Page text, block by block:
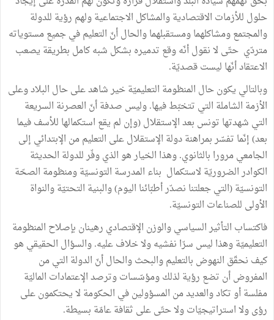
حلول للأزمات الاقتصادية والمشاكل الاجتماعية ولهم رؤية للدولة
والمجتمع ومشاكلهما ومستقبلهما والحال أنّ التعليم في جميع مستوياته
متردّي حتّى لا نقول أنّه وقع تدميره بشكل شبه كامل بطريقة يصعب
الاعتقاد أنّها ليست قصديّة.
وبالتالي يكون حال المنظومة التعليميّة خير شاهد على حال البلاد وعلى
الأزمة الشاملة التي تتخبّط فيها. وليس صدفة أنّ العصرنة السريعة
التي شهدتها تونس بعد الإستقلال (وإن لم يقع استكمالها للأسف فيما
بعد) إنّما تفسّر بمراهنة دولة الإستقلال على التعليم من الإبتدائي إلى
الجامعي مرورا بالثانوي. وهذا الخيار هو الذي وفّر للدولة الحديثة
الكوادر الضروريّة لاستكمال بناء المدرسة التونسيّة ومنظومة الصحّة
التونسيّة (التي جعلتنا نصدّر أطبّائنا اليوم) والبنية التحتيّة والنواة
الأولى للصناعات التونسيّة.
فاكتساب التأثير السياسي والوزن الإقتصادي رهينان بإصلاح المنظومة
التعليميّة وهذا ليس سرّا نفشيه ولا خلاف عليه. والسؤال الحقيقي هو
كيف نحقّق النهوض بالتعليم والبحث والحال أنّ الدولة التي من
المفروض أن تضع رؤية لذلك ومؤسّسات وترصد الإعتمادات الماليّة
مفلسة أو تكاد والعديد من المسؤولين في الحكومة لا يحتكمون على
رؤى ولا استراتيجيّات ولا حتّى على ثقافة عامّة بسيطة.